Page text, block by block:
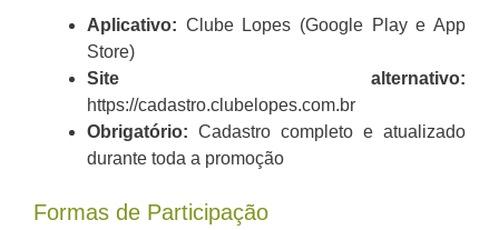
Aplicativo: Clube Lopes (Google Play e App
Store)
Site alternativo:
https://cadastro.clubelopes.com.br
Obrigatório: Cadastro completo e atualizado
durante toda a promoção
Formas de Participação